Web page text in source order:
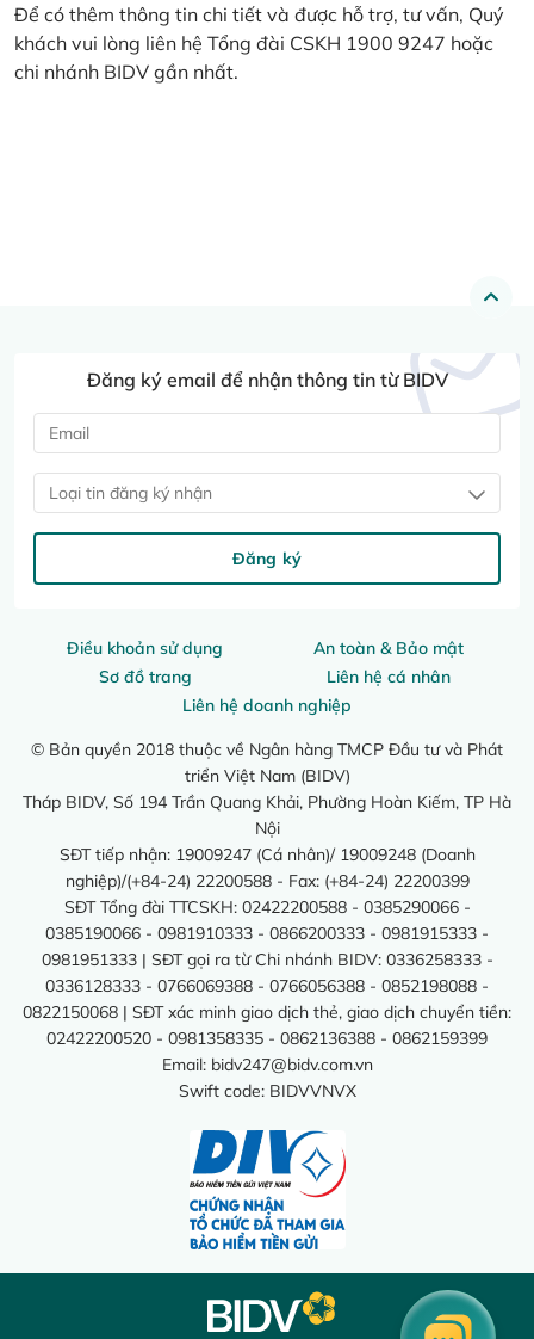
Để có thêm thông tin chi tiết và được hỗ trợ, tư vấn, Quý
khách vui lòng liên hệ Tổng đài CSKH 1900 9247 hoặc
chi nhánh BIDV gần nhất.
Điều khoản sử dụng
An toàn & Bảo mật
Sơ đồ trang
Liên hệ cá nhân
Liên hệ doanh nghiệp
© Bản quyền 2018 thuộc về Ngân hàng TMCP Đầu tư và Phát
triển Việt Nam (BIDV)
Tháp BIDV, Số 194 Trần Quang Khải, Phường Hoàn Kiếm, TP Hà
Nội
SĐT tiếp nhận: 19009247 (Cá nhân)/ 19009248 (Doanh
nghiệp)/(+84-24) 22200588 - Fax: (+84-24) 22200399
SĐT Tổng đài TTCSKH: 02422200588 - 0385290066 -
0385190066 - 0981910333 - 0866200333 - 0981915333 -
0981951333 | SĐT gọi ra từ Chi nhánh BIDV: 0336258333 -
0336128333 - 0766069388 - 0766056388 - 0852198088 -
0822150068 | SĐT xác minh giao dịch thẻ, giao dịch chuyển tiền:
02422200520 - 0981358335 - 0862136388 - 0862159399
Email: bidv247@bidv.com.vn
Swift code: BIDVVNVX
Đăng ký email để nhận thông tin từ BIDV
Loại tin đăng ký nhận
Đăng ký